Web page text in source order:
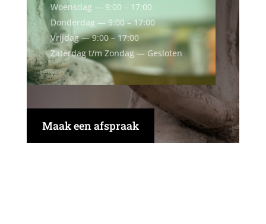
Woensdag — 9:00 – 17:00
Donderdag — 9:00 – 17:00
Vrijdag — 9:00 – 17:00
Zaterdag t/m Zondag — Gesloten
Maak een afspraak